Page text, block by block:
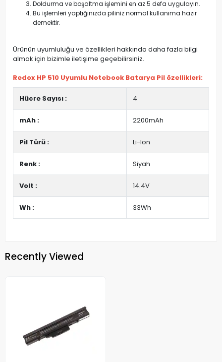
Doldurma ve boşaltma işlemini en az 5 defa uygulayın.
Bu işlemleri yaptığınızda piliniz normal kullanıma hazır
demektir.
Ürünün uyumluluğu ve özellikleri hakkında daha fazla bilgi
almak için bizimle iletişime geçebilirsiniz.
Redox HP 510 Uyumlu Notebook Batarya Pil özellikleri:
Hücre Sayısı : 4
mAh : 2200mAh
Pil Türü : Li-Ion
Renk : Siyah
Volt : 14.4V
Wh : 33Wh
Recently Viewed